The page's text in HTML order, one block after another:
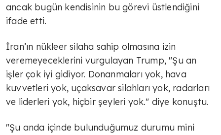
ancak bugün kendisinin bu görevi üstlendiğini
ifade etti.
İran’ın nükleer silaha sahip olmasına izin
veremeyeceklerini vurgulayan Trump, "Şu an
işler çok iyi gidiyor. Donanmaları yok, hava
kuvvetleri yok, uçaksavar silahları yok, radarları
ve liderleri yok, hiçbir şeyleri yok." diye konuştu.
"Şu anda içinde bulunduğumuz durumu mini